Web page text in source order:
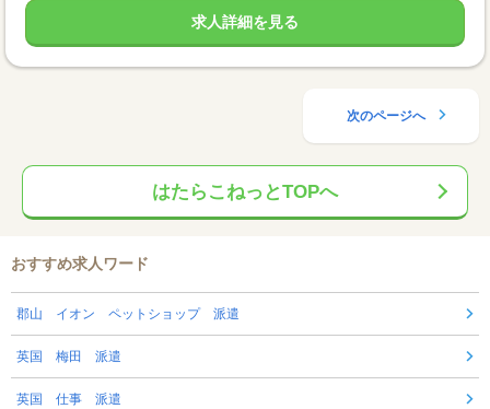
求人詳細を見る
次のページへ
はたらこねっとTOPへ
おすすめ求人ワード
郡山 イオン ペットショップ 派遣
英国 梅田 派遣
英国 仕事 派遣